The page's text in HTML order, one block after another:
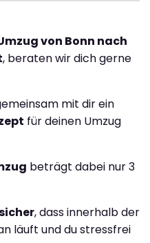
von Bonn nach
, beraten wir dich gerne
mit dir ein
für deinen Umzug
beträgt dabei nur 3
, dass innerhalb der
läuft und du stressfrei